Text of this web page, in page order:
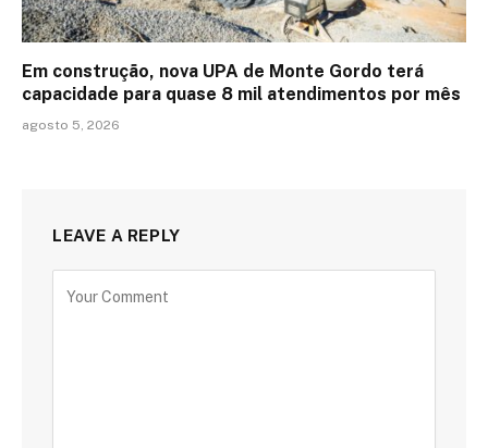
Em construção, nova UPA de Monte Gordo terá
capacidade para quase 8 mil atendimentos por mês
agosto 5, 2026
LEAVE A REPLY